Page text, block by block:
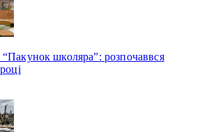
школяра”: розпочаввся